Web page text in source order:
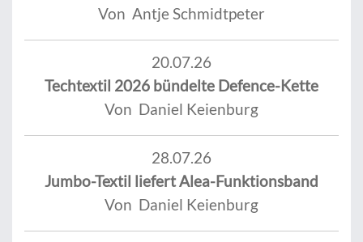
Von Antje Schmidtpeter
20.07.26
Techtextil 2026 bündelte Defence-Kette
Von Daniel Keienburg
28.07.26
Jumbo-Textil liefert Alea-Funktionsband
Von Daniel Keienburg